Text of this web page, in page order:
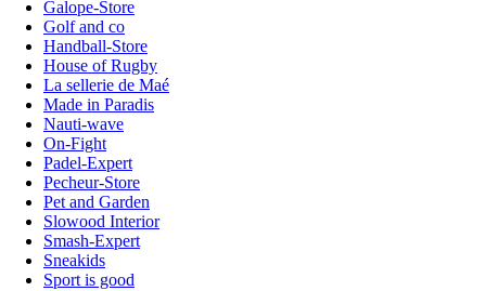
Galope-Store
Golf and co
Handball-Store
House of Rugby
La sellerie de Maé
Made in Paradis
Nauti-wave
On-Fight
Padel-Expert
Pecheur-Store
Pet and Garden
Slowood Interior
Smash-Expert
Sneakids
Sport is good